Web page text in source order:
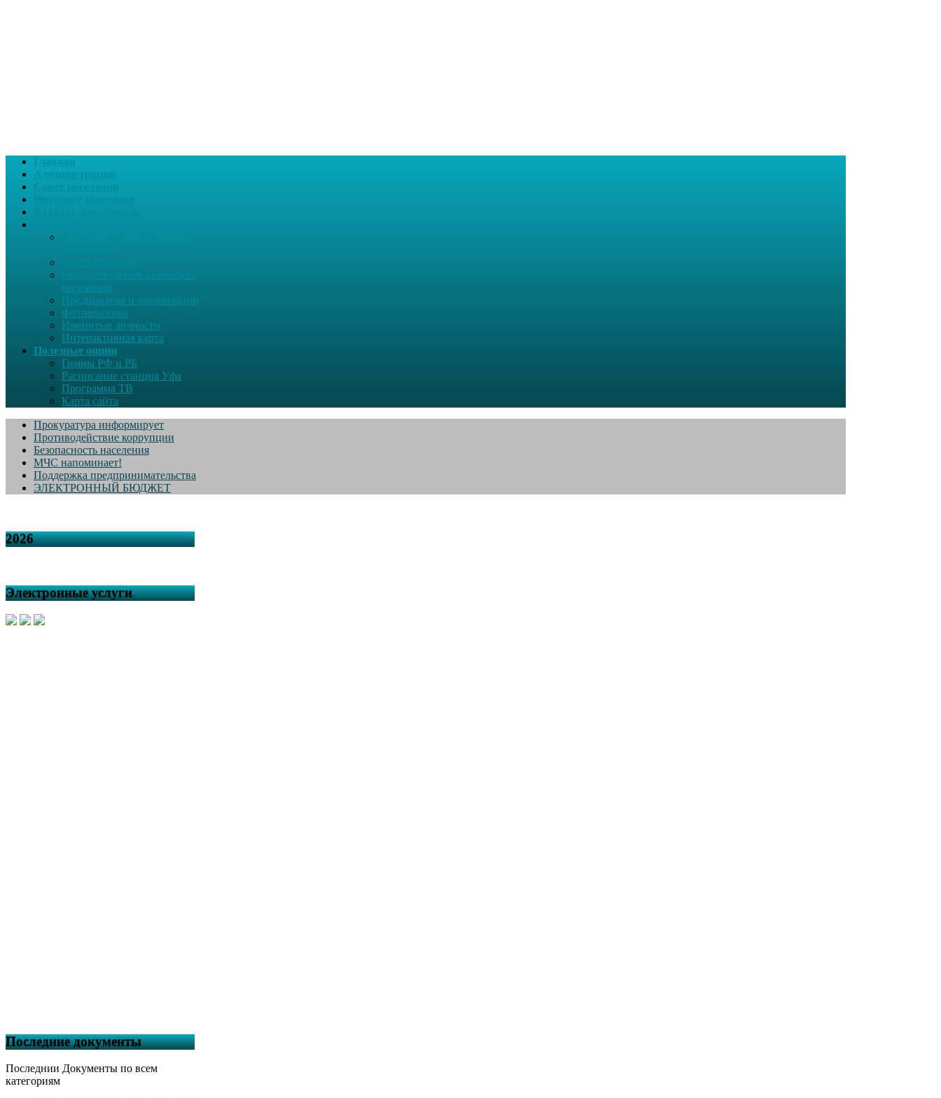
Главная
Администрация
поселении
Предприятия и организации
Фотоальбомы
Именитые личности
Интерактивная карта
Полезные опции
Гимны РФ и РБ
Расписание станция Уфа
Программа ТВ
Карта сайта
Прокуратура информирует
Противодействие коррупции
Безопасность населения
МЧС напоминает!
Поддержка предпринимательства
ЭЛЕКТРОННЫЙ БЮДЖЕТ
2026
Электронные услуги
Последние документы
Последнии Документы по всем
категориям